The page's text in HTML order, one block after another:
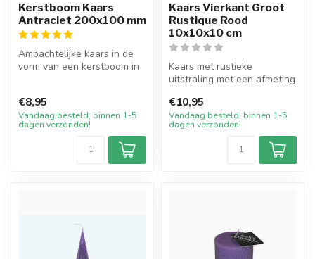
Kerstboom Kaars
Antraciet 200x100 mm
Ambachtelijke kaars in de
vorm van een kerstboom in
€8,95
Vandaag besteld, binnen 1-5
dagen verzonden!
Kaars Vierkant Groot
Rustique Rood
10x10x10 cm
Kaars met rustieke
uitstraling met een afmeting
10 cm ...
€10,95
Vandaag besteld, binnen 1-5
dagen verzonden!